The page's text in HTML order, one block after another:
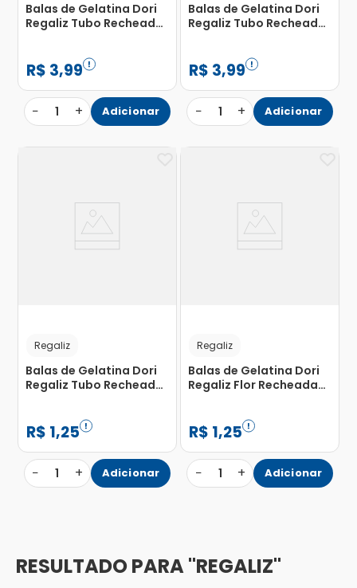
Balas de Gelatina Dori
Regaliz Tubo Recheado
R$ 3,99
− 1 + Adicionar
Balas de Gelatina Dori
Regaliz Tubo Recheado
R$ 3,99
− 1 + Adicionar
Regaliz
Balas de Gelatina Dori
Regaliz Tubo Recheado
R$ 1,25
− 1 + Adicionar
Regaliz
Balas de Gelatina Dori
Regaliz Flor Recheada
R$ 1,25
− 1 + Adicionar
REGALIZ